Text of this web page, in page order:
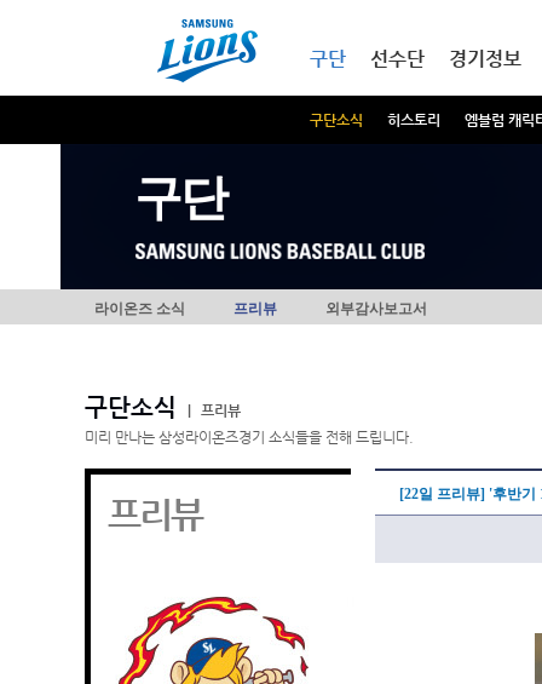
구단
구단소식 히스토리 엠블럼 캐릭
선수단 경기정보
구단
라이온즈 소식 프리뷰 외부감사보고서
구단소식
프리뷰
미리 만나는 삼성라이온즈경기 소식들을 전해 드립니다.
프리뷰 [22일 프리뷰] '후반기